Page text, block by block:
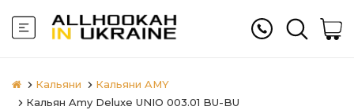
Кальяни
Кальяни AMY
Кальян Amy Deluxe UNIO 003.01 BU-BU